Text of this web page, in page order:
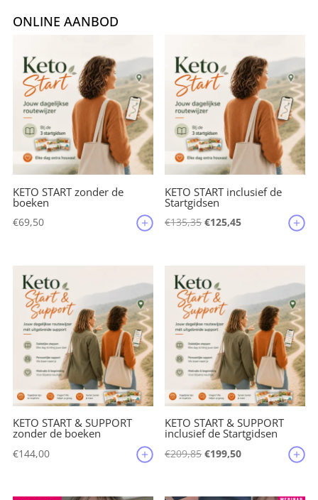
e
o
o
k
te l
st
ONLINE AANBOD
KETO START zonder de
boeken
€69,50
KETO START inclusief de
Startgidsen
€135,35Oorspronkelijke
€135,35.
€125,45Huidige
KETO START & SUPPORT
zonder de boeken
€144,00
KETO START & SUPPORT
inclusief de Startgidsen
€209,85Oorspronkelijke
€199,50Huidige